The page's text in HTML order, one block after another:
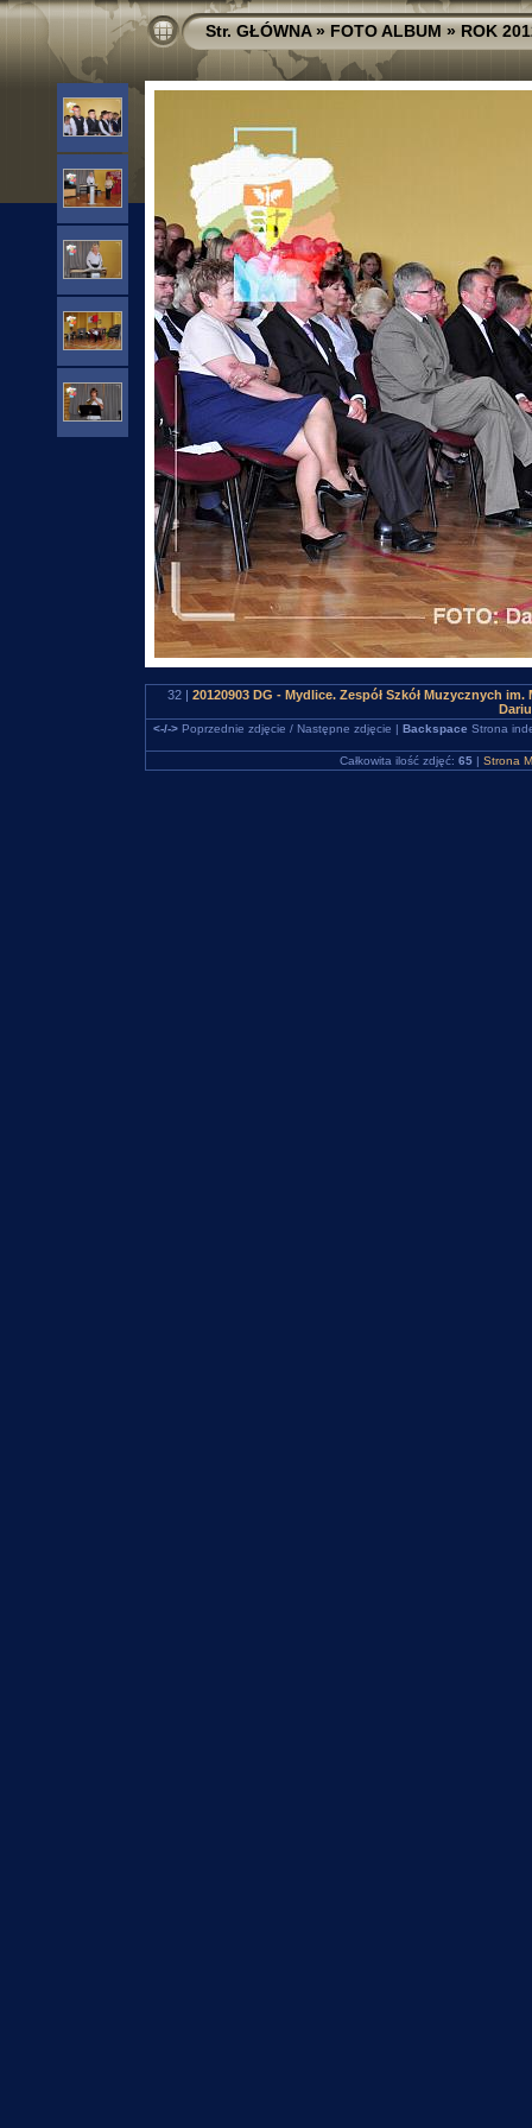
Str. GŁÓWNA»FOTO ALBUM»ROK
32 | 20120903 DG - Mydlice. Zespół Szkół Muzycznych
<-/->Poprzednie zdjęcie / Następne zdjęcie | Backspace Strona
Całkowita ilość zdjęć: 65 | Strona